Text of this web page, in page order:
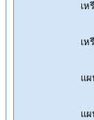
เห
เห
แผ
แผ